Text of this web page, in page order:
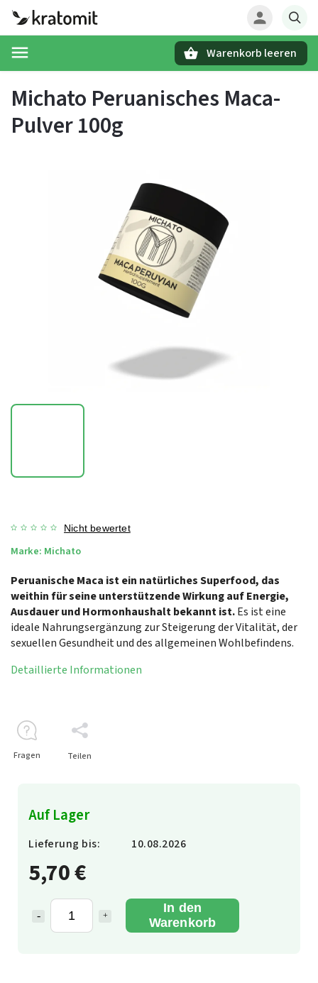
Warenkorb leeren
Michato Peruanisches Maca-
Pulver 100g
Nicht bewertet
Marke: Michato
5,70 €
In den
Warenkorb
Auf Lager
Lieferung bis: 10.08.2026
Peruanische Maca ist ein natürliches Superfood, das
weithin für seine unterstützende Wirkung auf Energie,
Ausdauer und Hormonhaushalt bekannt ist.Es ist eine
ideale Nahrungsergänzung zur Steigerung der Vitalität, der
sexuellen Gesundheit und des allgemeinen Wohlbefindens.
Detaillierte Informationen
Fragen Teilen